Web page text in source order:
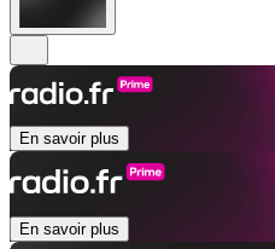
En savoir plus
En savoir plus